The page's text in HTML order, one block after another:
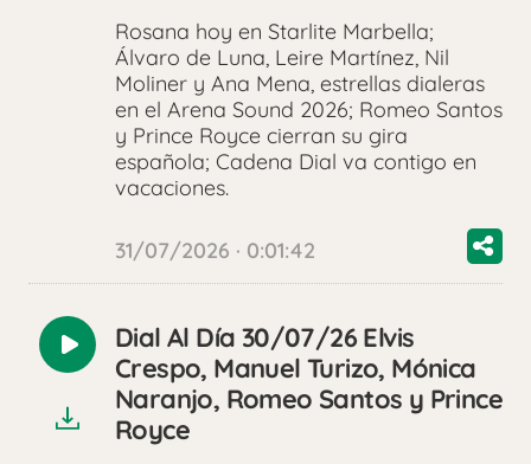
Rosana hoy en Starlite Marbella;
Álvaro de Luna, Leire Martínez, Nil
Moliner y Ana Mena, estrellas dialeras
en el Arena Sound 2026; Romeo Santos
y Prince Royce cierran su gira
española; Cadena Dial va contigo en
vacaciones.
31/07/2026 · 0:01:42
Reproducir
audio
Dial Al Día 30/07/26 Elvis
Crespo, Manuel Turizo, Mónica
Naranjo, Romeo Santos y Prince
Royce